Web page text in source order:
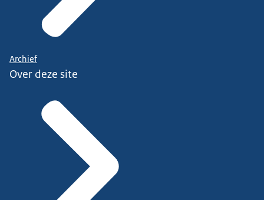
Archief
Over deze site